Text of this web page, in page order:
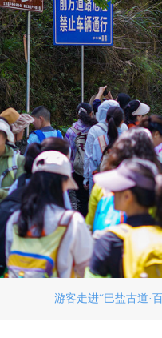
游客走进“巴盐古道·